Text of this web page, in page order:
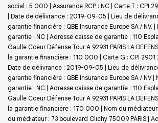
social : 5 000 | Assurance RCP : NC | Carte T : CPI
| Date de délivrance : 2019-09-05 | Lieu de
garantie financière : QBE Insurance Europe SA / NV. |
garantie : NC | Adresse caisse de garantie : 110
Gaulle Coeur Défense Tour A 92931 PARIS LA
la garantie financière : 110 000 | Carte G : CPI 2901
Date de délivrance : 2019-09-05 | Lieu de
garantie financière : QBE Insurance Europe SA / NV |
garantie : NC | Adresse caisse de garantie : 110
Gaulle Coeur Défense Tour A 92931 PARIS LA
la garantie financière : 170 000 | Nom du médiateur
du médiateur : 73 boulevard Clichy 75009 PARIS |